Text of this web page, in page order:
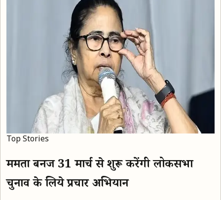
Top Stories
ममता बनर्जी 31 मार्च से शुरू करेंगी लोकसभा
चुनाव के लिये प्रचार अभियान